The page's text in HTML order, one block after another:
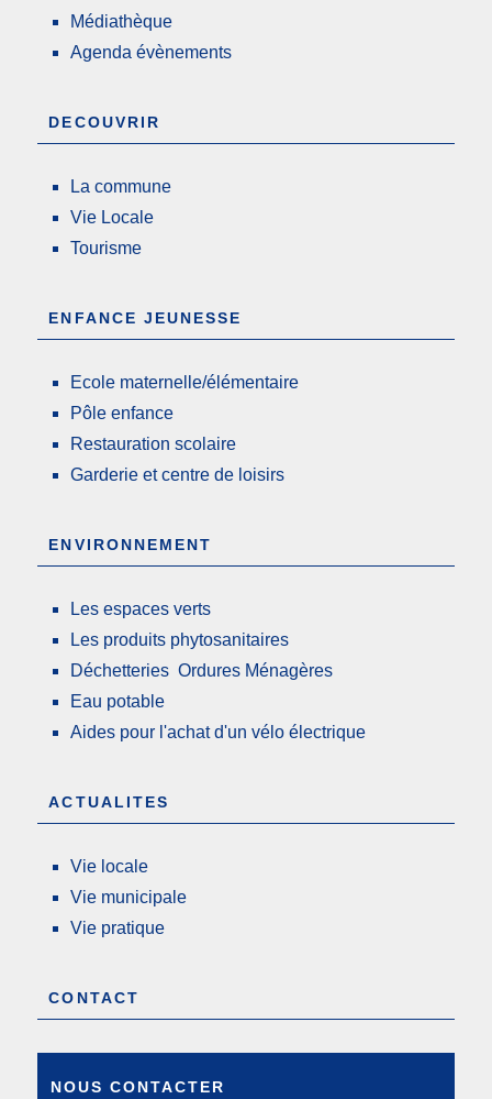
Médiathèque
Agenda évènements
DECOUVRIR
La commune
Vie Locale
Tourisme
ENFANCE JEUNESSE
Ecole maternelle/élémentaire
Pôle enfance
Restauration scolaire
Garderie et centre de loisirs
ENVIRONNEMENT
Les espaces verts
Les produits phytosanitaires
Déchetteries Ordures Ménagères
Eau potable
Aides pour l'achat d'un vélo électrique
ACTUALITES
Vie locale
Vie municipale
Vie pratique
CONTACT
NOUS CONTACTER